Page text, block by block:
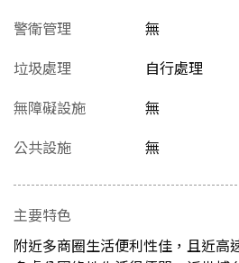
警衛管理
無
垃圾處理
自行處理
無障礙設施
無
公共設施
無
主要特色
附近多商圈生活便利性佳，且近高